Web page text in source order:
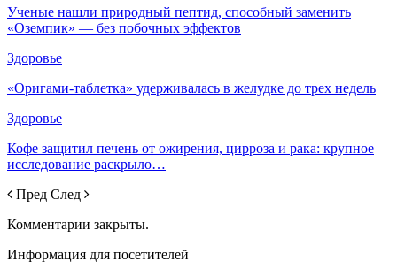
Ученые нашли природный пептид, способный заменить
«Оземпик» — без побочных эффектов
Здоровье
«Оригами-таблетка» удерживалась в желудке до трех недель
Здоровье
Кофе защитил печень от ожирения, цирроза и рака: крупное
исследование раскрыло…
Пред След
Комментарии закрыты.
Информация для посетителей